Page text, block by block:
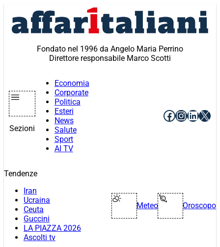
contenuto
Fondato nel 1996 da Angelo Maria Perrino
Direttore responsabile Marco Scotti
Sezioni
Economia
Corporate
Politica
Esteri
News
Salute
Sport
AI TV
Facebook
X
Tendenze
Iran
Ucraina
Ceuta
Guccini
LA PIAZZA 2026
Ascolti tv
Meteo Oroscopo